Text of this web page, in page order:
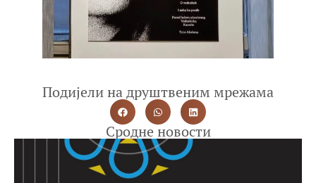
Подијели на друштвеним мрежама
Сродне новости